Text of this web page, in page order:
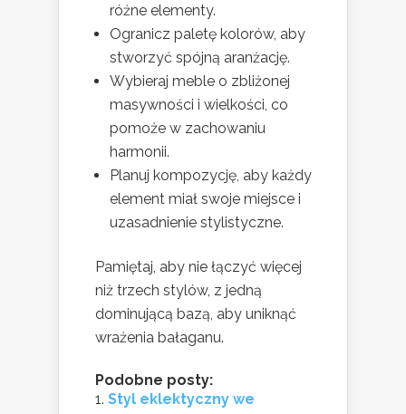
różne elementy.
Ogranicz paletę kolorów, aby
stworzyć spójną aranżację.
Wybieraj meble o zbliżonej
masywności i wielkości, co
pomoże w zachowaniu
harmonii.
Planuj kompozycję, aby każdy
element miał swoje miejsce i
uzasadnienie stylistyczne.
Pamiętaj, aby nie łączyć więcej
niż trzech stylów, z jedną
dominującą bazą, aby uniknąć
wrażenia bałaganu.
Podobne posty:
Styl eklektyczny we